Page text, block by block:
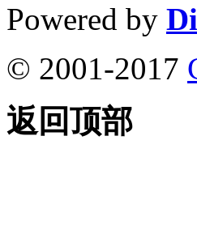
Powered by
© 2001-2017
返回顶部